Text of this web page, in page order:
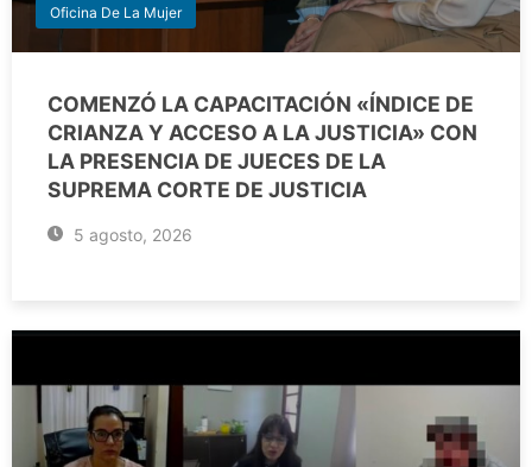
Oficina De La Mujer
COMENZÓ LA CAPACITACIÓN «ÍNDICE DE
CRIANZA Y ACCESO A LA JUSTICIA» CON
LA PRESENCIA DE JUECES DE LA
SUPREMA CORTE DE JUSTICIA
5 agosto, 2026